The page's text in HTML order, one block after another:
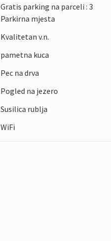
Gratis parking na parceli : 3
Parkirna mjesta
Kvalitetan v.n.
pametna kuca
Pec na drva
Pogled na jezero
Susilica rublja
WiFi